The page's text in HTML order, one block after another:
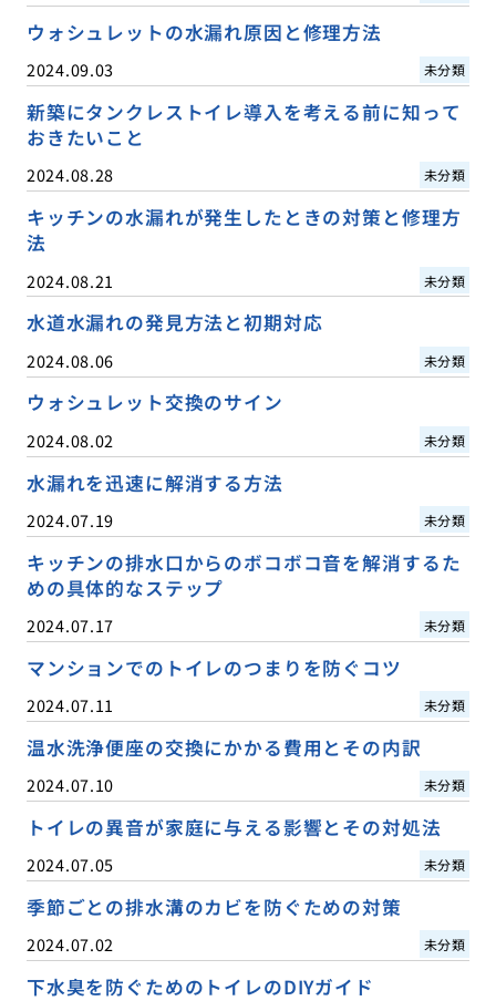
ウォシュレットの水漏れ原因と修理方法
2024.09.03 未分類
新築にタンクレストイレ導入を考える前に知って
おきたいこと
2024.08.28 未分類
キッチンの水漏れが発生したときの対策と修理方
法
2024.08.21 未分類
水道水漏れの発見方法と初期対応
2024.08.06 未分類
ウォシュレット交換のサイン
2024.08.02 未分類
水漏れを迅速に解消する方法
2024.07.19 未分類
キッチンの排水口からのボコボコ音を解消するた
めの具体的なステップ
2024.07.17 未分類
マンションでのトイレのつまりを防ぐコツ
2024.07.11 未分類
温水洗浄便座の交換にかかる費用とその内訳
2024.07.10 未分類
トイレの異音が家庭に与える影響とその対処法
2024.07.05 未分類
季節ごとの排水溝のカビを防ぐための対策
2024.07.02 未分類
下水臭を防ぐためのトイレのDIYガイド